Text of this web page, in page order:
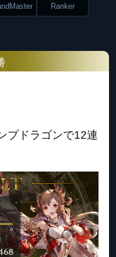
Ranker
プドラゴンで12連